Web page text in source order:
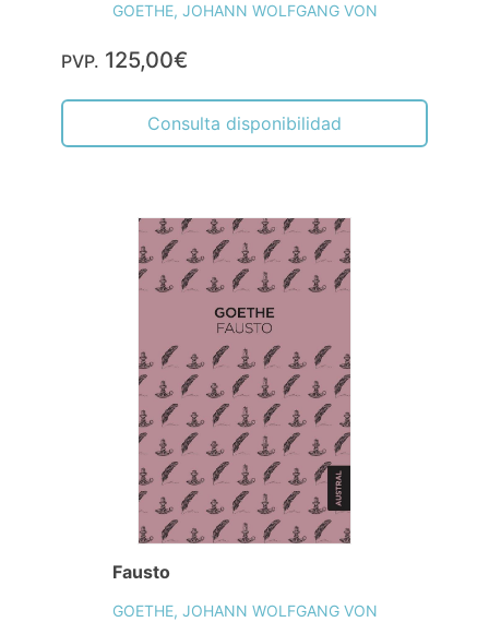
GOETHE, JOHANN WOLFGANG VON
PVP. 125,00€
Consulta disponibilidad
Fausto
GOETHE, JOHANN WOLFGANG VON